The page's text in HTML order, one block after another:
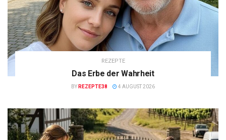
REZEPTE
Das Erbe der Wahrheit
BY REZEPTE38 4 AUGUST 2026